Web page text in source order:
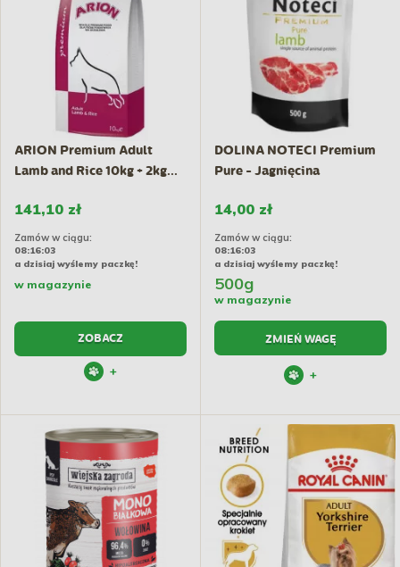
ARION Premium Adult
Lamb and Rice 10kg + 2kg...
141,10 zł
Zamów w ciągu:
08:16:02
a dzisiaj wyślemy paczkę!
w magazynie
ZOBACZ
+
DOLINA NOTECI Premium
Pure - Jagnięcina
14,00 zł
Zamów w ciągu:
08:16:02
a dzisiaj wyślemy paczkę!
500g
w magazynie
ZMIEŃ WAGĘ
+